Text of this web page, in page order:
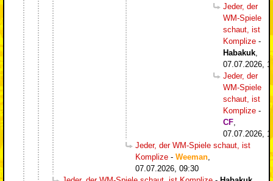
Jeder, der
WM-Spiele
schaut, ist
Komplize -
Habakuk
07.07.2026,
Jeder, der
WM-Spiele
schaut, ist
Komplize -
CF
07.07.2026,
Jeder, der WM-Spiele schaut, ist
Komplize - Weeman
07.07.2026, 09:30